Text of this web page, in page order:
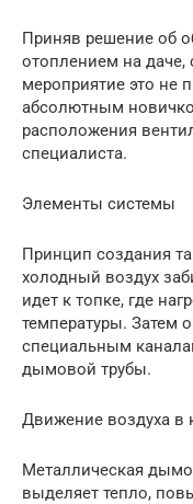
Приняв решение об
отоплением на даче,
мероприятие это не
абсолютным
расположения
специалиста.
Элементы системы
Принцип создания
холодный воздух
идет к топке, где
температуры. Затем
специальным
дымовой трубы.
Движение воздуха в
Металлическая
выделяет тепло,